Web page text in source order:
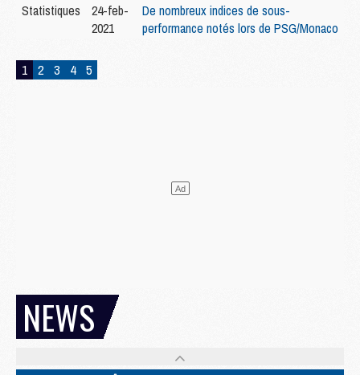
Statistiques
24-feb-
2021
De nombreux indices de sous-
performance notés lors de PSG/Monaco
1 2 3 4 5
NEWS